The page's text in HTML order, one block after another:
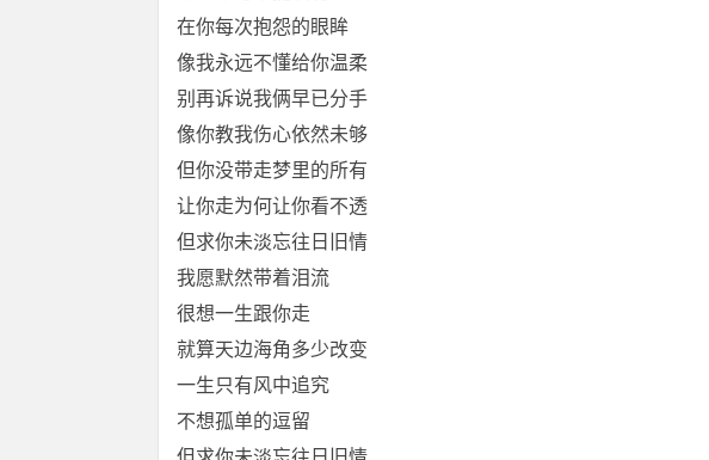
在你每次抱怨的眼眸
像我永远不懂给你温柔
别再诉说我俩早已分手
像你教我伤心依然未够
但你没带走梦里的所有
让你走为何让你看不透
但求你未淡忘往日旧情
我愿默然带着泪流
很想一生跟你走
就算天边海角多少改变
一生只有风中追究
不想孤单的逗留